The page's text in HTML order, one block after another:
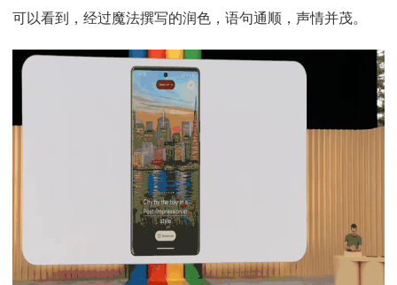
可以看到，经过魔法撰写的润色，语句通顺，声情并茂。